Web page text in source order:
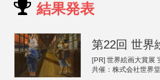
結果発表
第22回 世界
[PR] 世界絵画大賞展
共催：株式会社世界堂